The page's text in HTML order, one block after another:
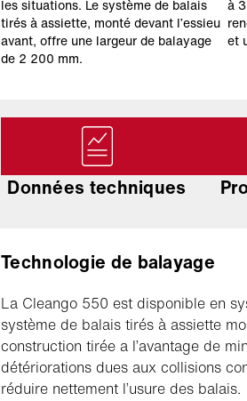
les situations. Le système de balais
tirés à assiette, monté devant l’essieu
avant, offre une largeur de balayage
de 2 200 mm.
à
et
Données techniques
Technologie de balayage
La Cleango 550 est disponible en
système de balais tirés à assiette
construction tirée a l’avantage de
détériorations dues aux collisions
réduire nettement l’usure des balais.